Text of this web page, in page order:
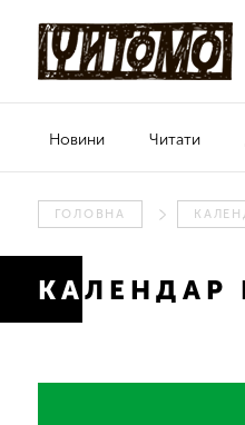
Новини Читати
ГОЛОВНА
КАЛЕНДАР